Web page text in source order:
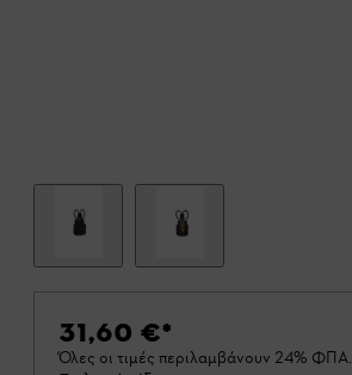
31,60 €*
Όλες οι τιμές περιλαμβάνουν 24% ΦΠΑ.